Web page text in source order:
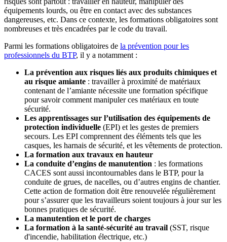
équipements lourds, ou être en contact avec des substances
dangereuses, etc. Dans ce contexte, les formations obligatoires sont
nombreuses et très encadrées par le code du travail.
Parmi les formations obligatoires de la prévention pour les
professionnels du BTP, il y a notamment :
La prévention aux risques liés aux produits chimiques et
au risque amiante : travailler à proximité de matériaux
contenant de l’amiante nécessite une formation spécifique
pour savoir comment manipuler ces matériaux en toute
sécurité.
Les apprentissages sur l’utilisation des équipements de
protection individuelle (EPI) et les gestes de premiers
secours. Les EPI comprennent des éléments tels que les
casques, les harnais de sécurité, et les vêtements de protection.
La formation aux travaux en hauteur
La conduite d’engins de manutention : les formations
CACES sont aussi incontournables dans le BTP, pour la
conduite de grues, de nacelles, ou d’autres engins de chantier.
Cette action de formation doit être renouvelée régulièrement
pour s’assurer que les travailleurs soient toujours à jour sur les
bonnes pratiques de sécurité.
La manutention et le port de charges
La formation à la santé-sécurité au travail (SST, risque
d'incendie, habilitation électrique, etc.)